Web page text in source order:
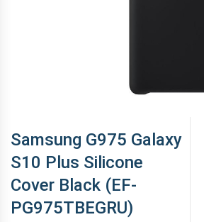
Samsung G975 Galaxy
S10 Plus Silicone
Cover Black (EF-
PG975TBEGRU)